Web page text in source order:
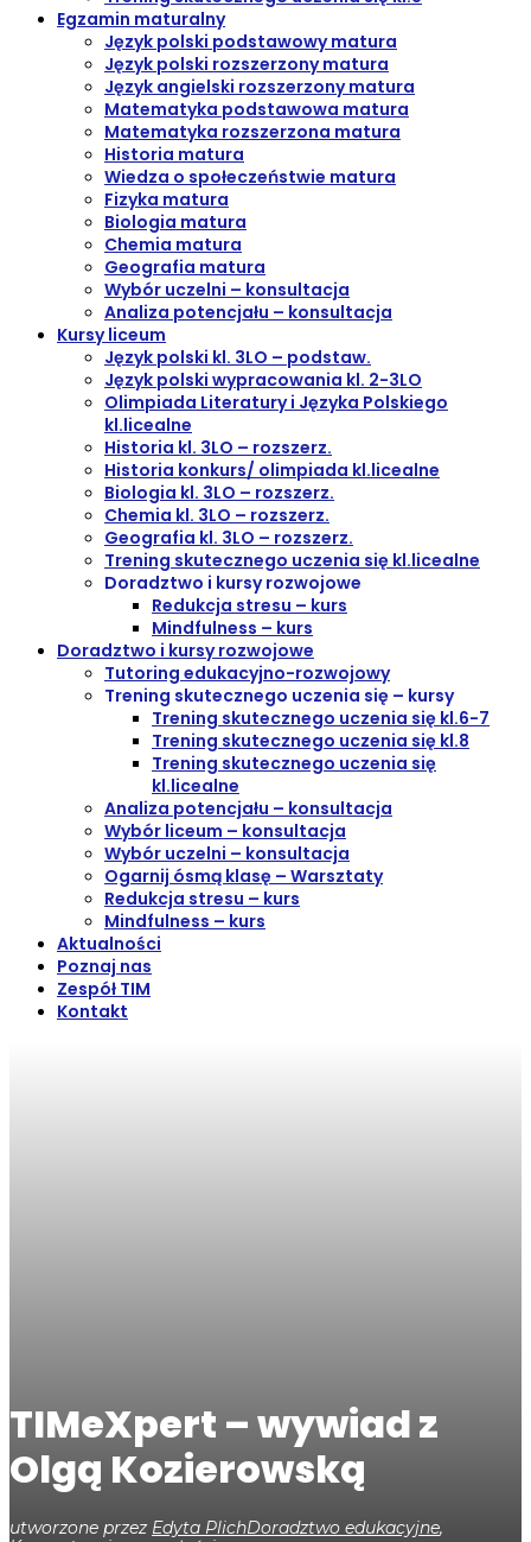
Egzamin maturalny
Język polski podstawowy matura
Język polski rozszerzony matura
Język angielski rozszerzony matura
Matematyka podstawowa matura
Matematyka rozszerzona matura
Historia matura
Wiedza o społeczeństwie matura
Fizyka matura
Biologia matura
Chemia matura
Geografia matura
Wybór uczelni – konsultacja
Analiza potencjału – konsultacja
Kursy liceum
Język polski kl. 3LO – podstaw.
Język polski wypracowania kl. 2-3LO
Olimpiada Literatury i Języka Polskiego
kl.licealne
Historia kl. 3LO – rozszerz.
Historia konkurs/ olimpiada kl.licealne
Biologia kl. 3LO – rozszerz.
Chemia kl. 3LO – rozszerz.
Geografia kl. 3LO – rozszerz.
Trening skutecznego uczenia się kl.licealne
Doradztwo i kursy rozwojowe
Redukcja stresu – kurs
Mindfulness – kurs
Doradztwo i kursy rozwojowe
Tutoring edukacyjno-rozwojowy
Trening skutecznego uczenia się – kursy
Trening skutecznego uczenia się kl.6-7
Trening skutecznego uczenia się kl.8
Trening skutecznego uczenia się
kl.licealne
Analiza potencjału – konsultacja
Wybór liceum – konsultacja
Wybór uczelni – konsultacja
Ogarnij ósmą klasę – Warsztaty
Redukcja stresu – kurs
Mindfulness – kurs
Aktualności
Poznaj nas
Zespół TIM
Kontakt
TIMeXpert – wywiad z
Olgą Kozierowską
utworzone przez Edyta PlichDoradztwo edukacyjne,